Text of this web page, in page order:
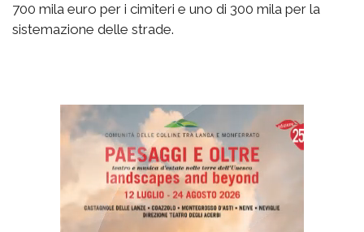
700 mila euro per i cimiteri e uno di 300 mila per la
sistemazione delle strade.